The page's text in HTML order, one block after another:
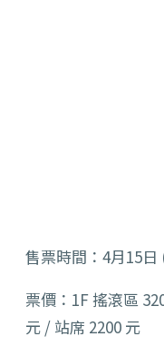
售票時間：4月15日
票價：1F 搖滾區
元 / 站席 2200 元